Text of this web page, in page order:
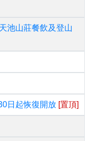
池山莊餐飲及登山
日起恢復開放 [置頂]